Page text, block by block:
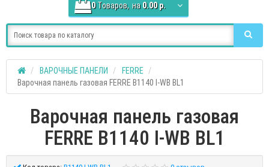
0 Tоваров, на 0.00 р.
ВАРОЧНЫЕ ПАНЕЛИ
FERRE
Варочная панель газовая FERRE B1140 I-WB BL1
Варочная панель газовая
FERRE B1140 I-WB BL1